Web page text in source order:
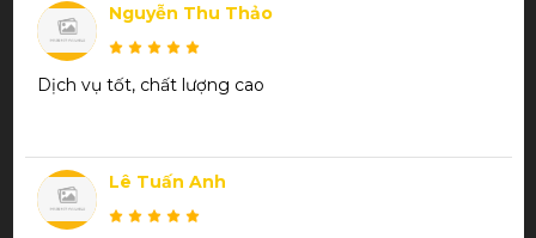
Nguyễn Thu Thảo
Dịch vụ tốt, chất lượng cao
Lê Tuấn Anh